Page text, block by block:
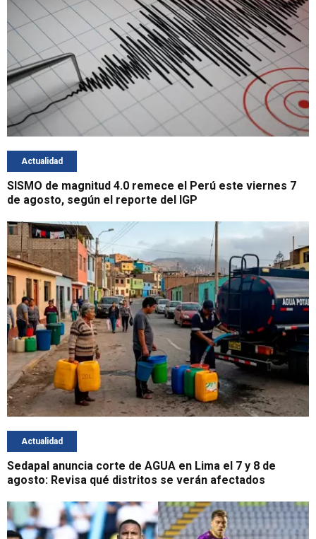
Actualidad
SISMO de magnitud 4.0 remece el Perú este viernes 7
de agosto, según el reporte del IGP
Actualidad
Sedapal anuncia corte de AGUA en Lima el 7 y 8 de
agosto: Revisa qué distritos se verán afectados